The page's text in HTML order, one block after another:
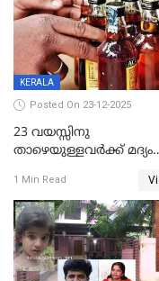
KERALA
Posted On 23-12-2025
23 വയസ്സിനു
താഴെയുള്ളവർക്ക് മദ്യം
രണ്ട് കേസുകൾ
1 Min Read